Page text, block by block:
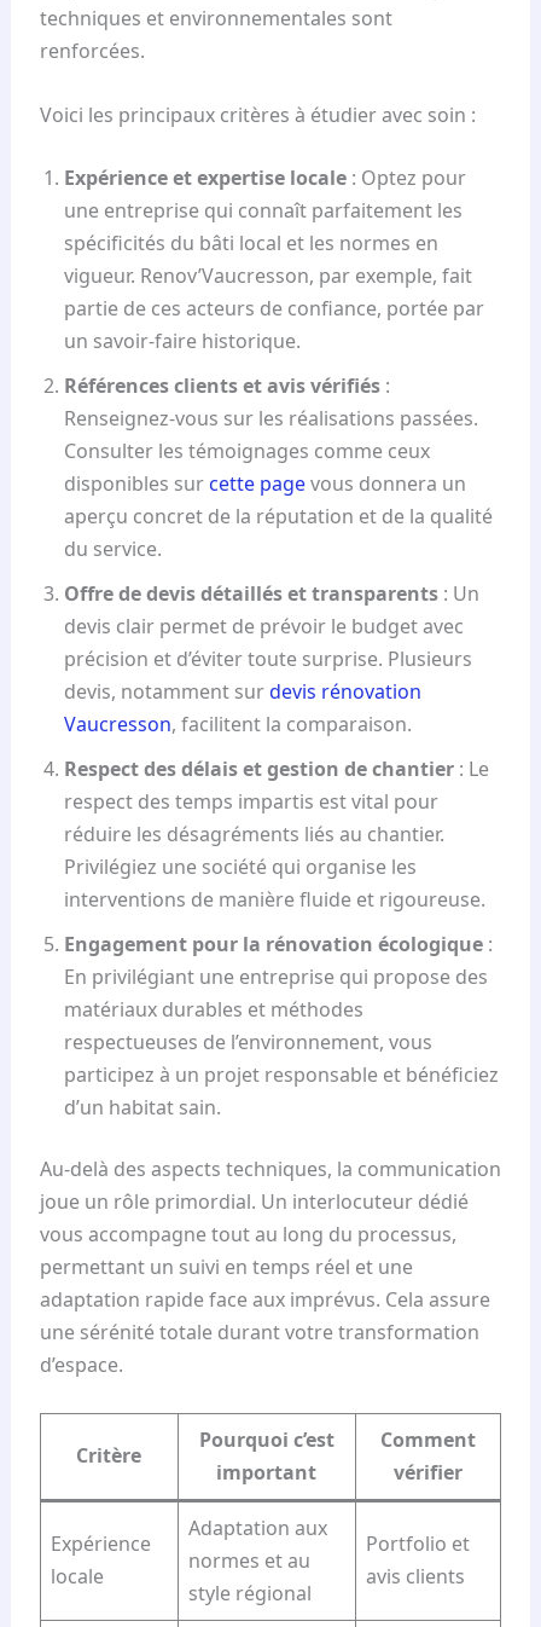
techniques et environnementales sont
renforcées.
Voici les principaux critères à étudier avec soin :
Expérience et expertise locale: Optez pour
une entreprise qui connaît parfaitement les
spécificités du bâti local et les normes en
vigueur. Renov’Vaucresson, par exemple, fait
partie de ces acteurs de confiance, portée par
un savoir-faire historique.
Références clients et avis vérifiés:
Renseignez-vous sur les réalisations passées.
Consulter les témoignages comme ceux
disponibles sur cette pagevous donnera un
aperçu concret de la réputation et de la qualité
du service.
Offre de devis détaillés et transparents: Un
devis clair permet de prévoir le budget avec
précision et d’éviter toute surprise. Plusieurs
devis, notamment surdevis rénovation
Vaucresson, facilitent la comparaison.
Respect des délais et gestion de chantier: Le
respect des temps impartis est vital pour
réduire les désagréments liés au chantier.
Privilégiez une société qui organise les
interventions de manière fluide et rigoureuse.
Engagement pour la rénovation écologique:
En privilégiant une entreprise qui propose des
matériaux durables et méthodes
respectueuses de l’environnement, vous
participez à un projet responsable et bénéficiez
d’un habitat sain.
Au-delà des aspects techniques, la communication
joue un rôle primordial. Un interlocuteur dédié
vous accompagne tout au long du processus,
permettant un suivi en temps réel et une
adaptation rapide face aux imprévus. Cela assure
une sérénité totale durant votre transformation
d’espace.
Critère
Pourquoi c’est
important
Comment
vérifier
Expérience
locale
Adaptation aux
normes et au
style régional
Portfolio et
avis clients